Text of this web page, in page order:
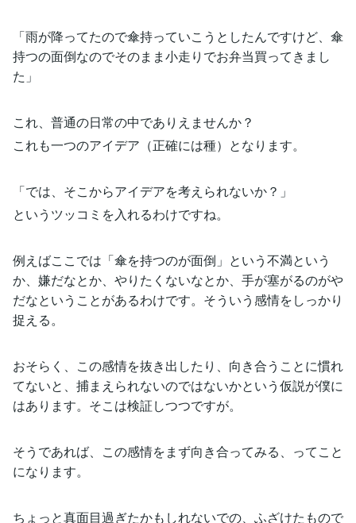
「雨が降ってたので傘持っていこうとしたんですけど、傘
持つの面倒なのでそのまま小走りでお弁当買ってきまし
た」
これ、普通の日常の中でありえませんか？
これも一つのアイデア（正確には種）となります。
「では、そこからアイデアを考えられないか？」
というツッコミを入れるわけですね。
例えばここでは「傘を持つのが面倒」という不満という
か、嫌だなとか、やりたくないなとか、手が塞がるのがや
だなということがあるわけです。そういう感情をしっかり
捉える。
おそらく、この感情を抜き出したり、向き合うことに慣れ
てないと、捕まえられないのではないかという仮説が僕に
はあります。そこは検証しつつですが。
そうであれば、この感情をまず向き合ってみる、ってこと
になります。
ちょっと真面目過ぎたかもしれないでの、ふざけたもので